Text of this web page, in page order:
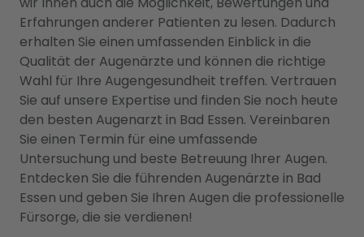
Erfahrungen anderer Patienten zu lesen. Dadurch
erhalten Sie einen umfassenden Einblick in die
Qualität der Augenärzte und können die richtige
Wahl für Ihre Augengesundheit treffen. Vertrauen
Sie auf unsere Expertise und finden Sie noch heute
den besten Augenarzt in Bad Essen. Vereinbaren
Sie einen Termin für eine umfassende
Untersuchung und beste Betreuung Ihrer Augen.
Entdecken Sie die führenden Augenärzte in Bad
Essen und geben Sie Ihren Augen die professionelle
Fürsorge, die sie verdienen!